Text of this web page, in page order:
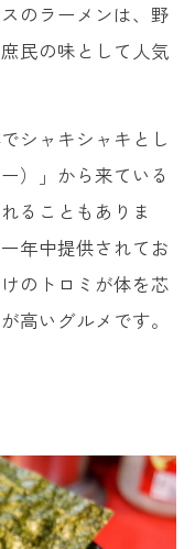
のラーメンは、野
民の味として人気
シャキシャキとし
）」から来ている
ることもありま
年中提供されてお
のトロミが体を芯
高いグルメです。